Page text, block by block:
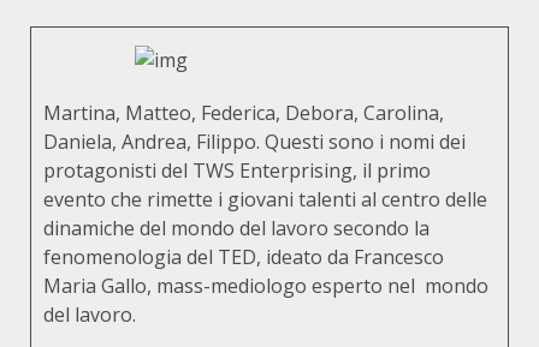
Martina, Matteo, Federica, Debora, Carolina,
Daniela, Andrea, Filippo. Questi sono i nomi dei
protagonisti del TWS Enterprising, il primo
evento che rimette i giovani talenti al centro delle
dinamiche del mondo del lavoro secondo la
fenomenologia del TED, ideato da Francesco
Maria Gallo, mass-mediologo esperto nel mondo
del lavoro.